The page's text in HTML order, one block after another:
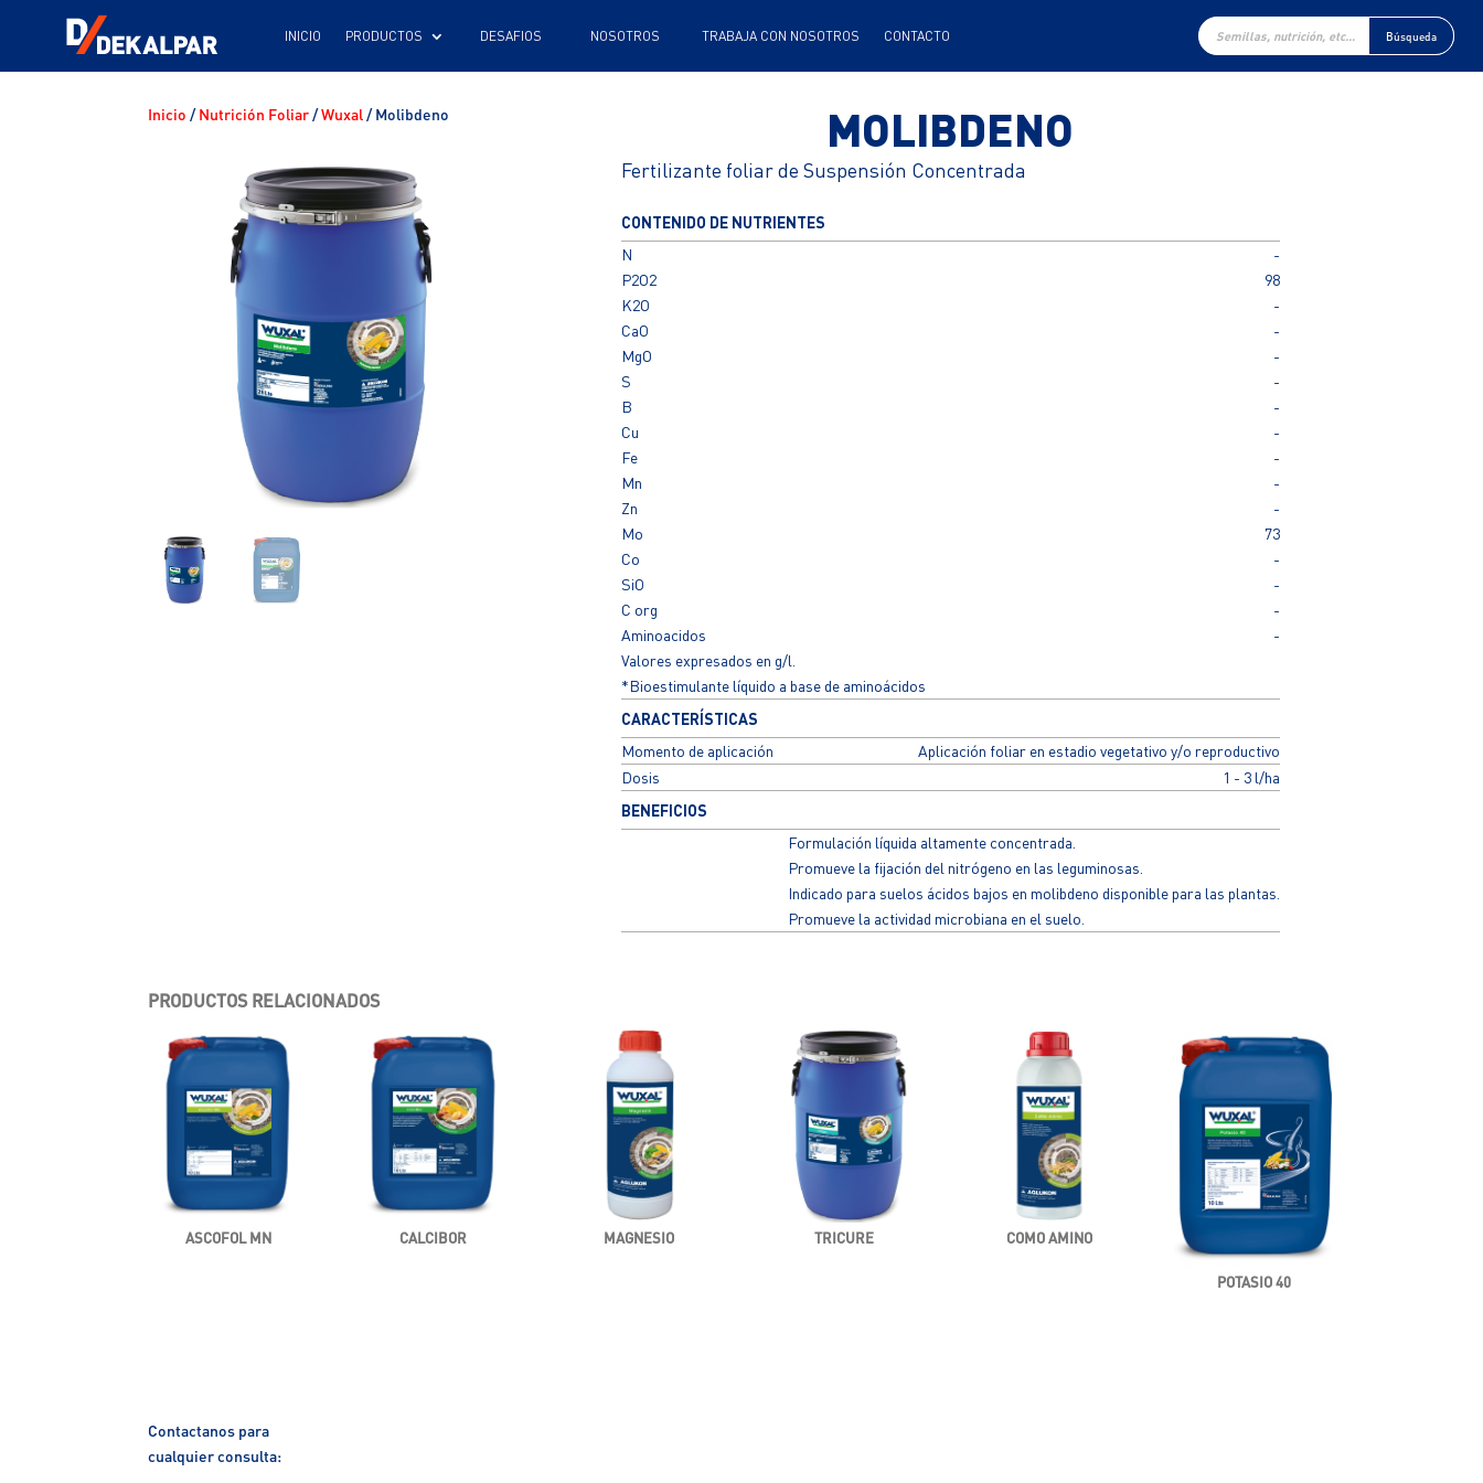
INICIO TRABAJA CON NOSOTROS CONTACTO
Búsqueda
de
productos
Búsqueda
Inicio /Nutrición Foliar/Wuxal/ Molibdeno MOLIBDENO
Fertilizante foliar de Suspensión Concentrada
CONTENIDO DE NUTRIENTES
N
P2O2
K2O
CaO
MgO
S
B
Cu
Fe
Mn
Zn
Mo
Co
SiO
C org
Aminoacidos
-
98
-
-
-
-
-
-
-
-
-
73
-
-
-
-
Valores expresados en g/l.
*Bioestimulante líquido a base de aminoácidos
CARACTERÍSTICAS
Momento de aplicación
Aplicación foliar en estadio vegetativo y/o reproductivo
Dosis
1 - 3 l/ha
BENEFICIOS
Formulación líquida altamente concentrada.
Promueve la fijación del nitrógeno en las leguminosas.
Indicado para suelos ácidos bajos en molibdeno disponible para las plantas.
Promueve la actividad microbiana en el suelo.
PRODUCTOS RELACIONADOS
ASCOFOL MN CALCIBOR MAGNESIO TRICURE COMO AMINO
POTASIO 40
Contactanos para
cualquier consulta: